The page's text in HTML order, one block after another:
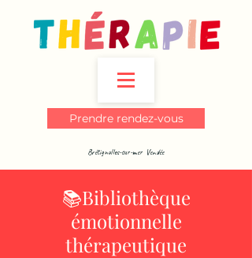
Prendre rendez-vous
Brétignolles-sur-mer Vendée
📚Bibliothèque
émotionnelle
thérapeutique